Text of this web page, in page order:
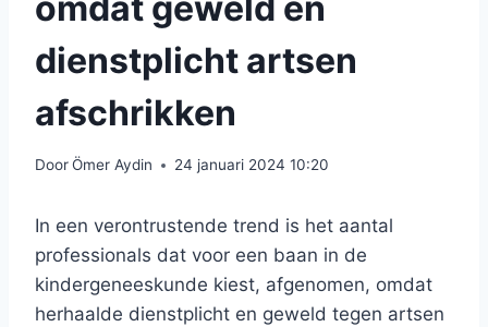
dienstplicht artsen
afschrikken
DoorÖmer Aydin 24 januari 2024 10:20
In een verontrustende trend is het aantal
professionals dat voor een baan in de
kindergeneeskunde kiest, afgenomen, omdat
herhaalde dienstplicht en geweld tegen artsen